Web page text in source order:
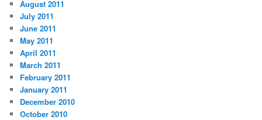
August 2011
July 2011
June 2011
May 2011
April 2011
March 2011
February 2011
January 2011
December 2010
October 2010